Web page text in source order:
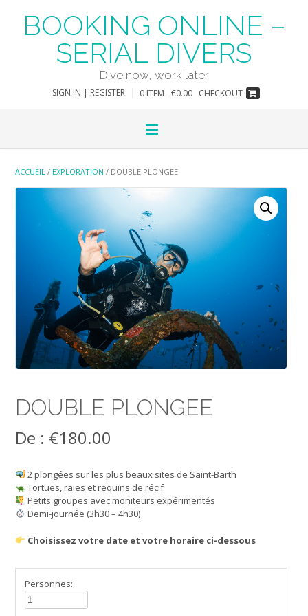
contentBOOKING ONLINE –
SERIAL DIVERS
Dive now, work later
SIGN IN | REGISTER 0 ITEM - €0.00 CHECKOUT
ACCUEIL / EXPLORATION / DOUBLE PLONGEE
DOUBLE PLONGEE
De : €180.00
2 plongées sur les plus beaux sites de Saint-Barth
Tortues, raies et requins de récif
Petits groupes avec moniteurs expérimentés
Demi-journée (3h30 – 4h30)
Choisissez votre date et votre horaire ci-dessous
Personnes: